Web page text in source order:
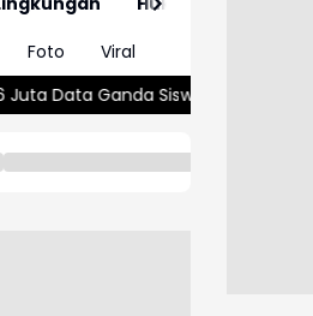
Foto
Viral
MBG Wajar atau Bahaya?